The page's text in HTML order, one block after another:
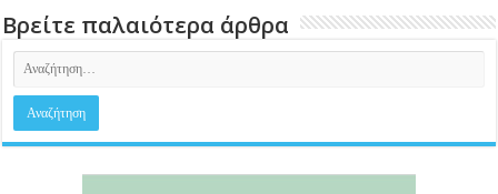
Βρείτε παλαιότερα άρθρα